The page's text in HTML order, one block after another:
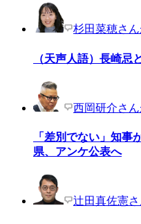
杉田菜穂さ
（天声人語）長崎忌
西岡研介さ
「差別でない」知
県、アンケ公表へ
辻田真佐憲